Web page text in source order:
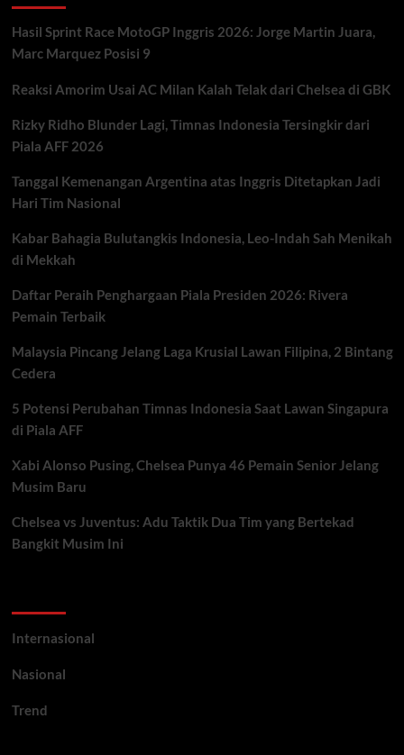
FIFA,
Transfer
Terancam
Hasil Sprint Race MotoGP Inggris 2026: Jorge Martin Juara,
Marc Marquez Posisi 9
Reaksi Amorim Usai AC Milan Kalah Telak dari Chelsea di GBK
Rizky Ridho Blunder Lagi, Timnas Indonesia Tersingkir dari
Piala AFF 2026
Tanggal Kemenangan Argentina atas Inggris Ditetapkan Jadi
Hari Tim Nasional
Kabar Bahagia Bulutangkis Indonesia, Leo-Indah Sah Menikah
di Mekkah
Daftar Peraih Penghargaan Piala Presiden 2026: Rivera
Pemain Terbaik
Malaysia Pincang Jelang Laga Krusial Lawan Filipina, 2 Bintang
Cedera
5 Potensi Perubahan Timnas Indonesia Saat Lawan Singapura
di Piala AFF
Xabi Alonso Pusing, Chelsea Punya 46 Pemain Senior Jelang
Musim Baru
Chelsea vs Juventus: Adu Taktik Dua Tim yang Bertekad
Bangkit Musim Ini
Internasional
Nasional
Trend